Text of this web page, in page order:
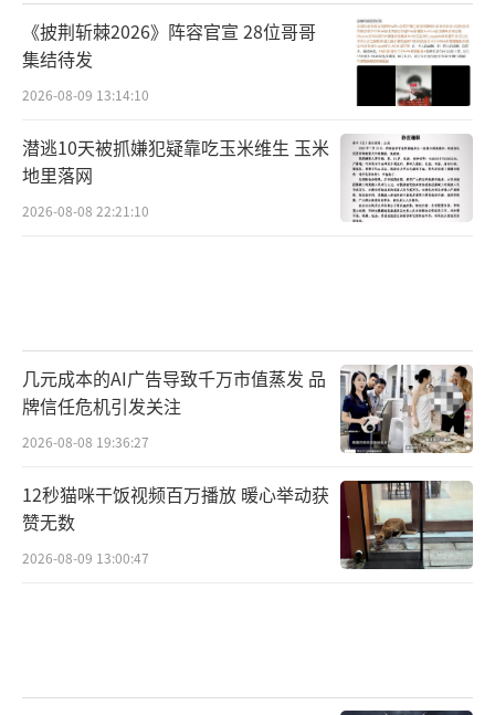
《披荆斩棘2026》阵容官宣 28位哥哥
集结待发
2026-08-09 13:14:10
潜逃10天被抓嫌犯疑靠吃玉米维生 玉米
地里落网
2026-08-08 22:21:10
几元成本的AI广告导致千万市值蒸发 品
牌信任危机引发关注
2026-08-08 19:36:27
12秒猫咪干饭视频百万播放 暖心举动获
赞无数
2026-08-09 13:00:47